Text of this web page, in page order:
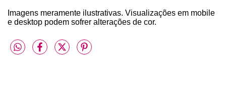
Imagens meramente ilustrativas. Visualizações em mobile
e desktop podem sofrer alterações de cor.